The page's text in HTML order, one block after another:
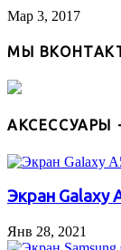
Мар 3, 2017
МЫ
АКСЕССУАРЫ
Экран Galaxy
Янв 28, 2021